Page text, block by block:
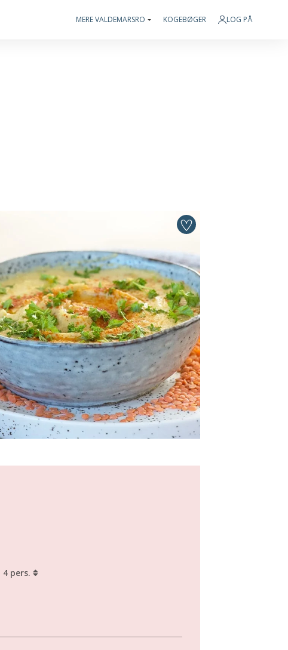
MERE VALDEMARSRO KOGEBØGER LOG PÅ
4 pers.